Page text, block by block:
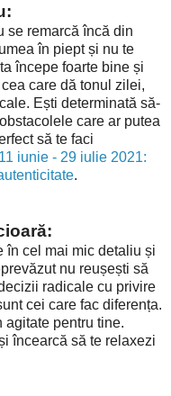
se remarcă încă din
în piept și nu te
începe foarte bine și
care dă tonul zilei,
Ești determinată să-
care ar putea
să te faci
11 iunie - 29 iulie 2021:
.
în cel mai mic detaliu și
nu reușești să
radicale cu privire
cei care fac diferența.
agitate pentru tine.
încearcă să te relaxezi